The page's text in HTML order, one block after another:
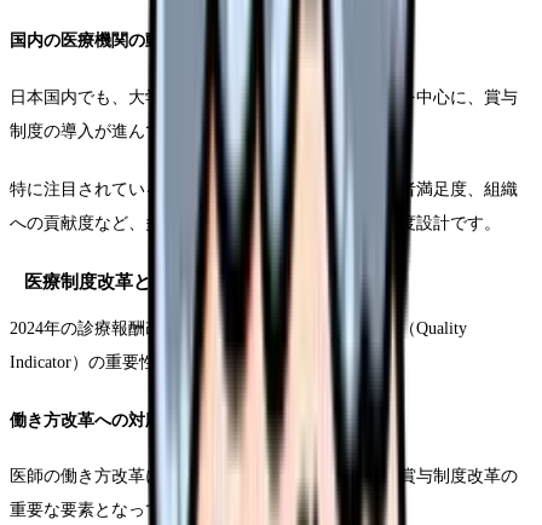
国内の医療機関の動向
日本国内でも、大学病院や大規模な新しい総合病院を中心に、賞与
制度の導入が進んでいます。
特に注目されているのは、診療実績、医療の質、患者満足度、組織
への貢献度など、多面的な評価指標を取り入れた制度設計です。
医療制度改革との関連性
2024年の診療報酬改定では、医療の質に基づく評価（Quality
Indicator）の重要性が一層重視されています。
働き方改革への対応
医師の働き方改革に関する新たな規制への対応も、賞与制度改革の
重要な要素となっています。